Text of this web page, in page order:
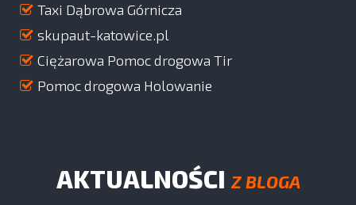
Taxi Dąbrowa Górnicza
skupaut-katowice.pl
Ciężarowa Pomoc drogowa Tir
Pomoc drogowa Holowanie
AKTUALNOŚCI Z BLOGA